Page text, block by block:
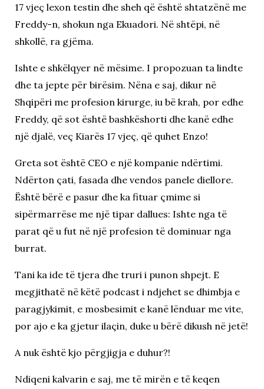
17 vjeç lexon testin dhe sheh që është shtatzënë me
Freddy-n, shokun nga Ekuadori. Në shtëpi, në
shkollë, ra gjëma.
Ishte e shkëlqyer në mësime. I propozuan ta lindte
dhe ta jepte për birësim. Nëna e saj, dikur në
Shqipëri me profesion kirurge, iu bë krah, por edhe
Freddy, që sot është bashkëshorti dhe kanë edhe
një djalë, veç Kiarës 17 vjeç, që quhet Enzo!
Greta sot është CEO e një kompanie ndërtimi.
Ndërton çati, fasada dhe vendos panele diellore.
Është bërë e pasur dhe ka fituar çmime si
sipërmarrëse me një tipar dallues: Ishte nga të
parat që u fut në një profesion të dominuar nga
burrat.
Tani ka ide të tjera dhe truri i punon shpejt. E
megjithatë në këtë podcast i ndjehet se dhimbja e
paragjykimit, e mosbesimit e kanë lënduar me vite,
por ajo e ka gjetur ilaçin, duke u bërë dikush në jetë!
A nuk është kjo përgjigja e duhur?!
Ndiqeni kalvarin e saj, me të mirën e të keqen